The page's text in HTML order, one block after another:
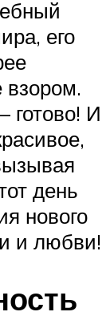
его
взором.
готово! И
день
нового
и любви!